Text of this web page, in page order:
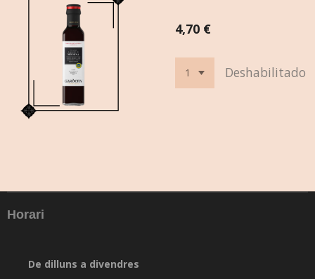
4,70 €
Deshabilitado
Horari
De dilluns a divendres